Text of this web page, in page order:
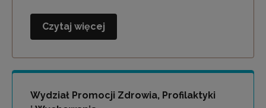
Wydział
Włączającej
Czytaj więcej
Wydział Promocji Zdrowia, Profilaktyki